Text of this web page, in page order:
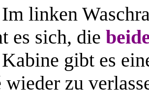
linken
es sich, die
gibt es
wieder zu